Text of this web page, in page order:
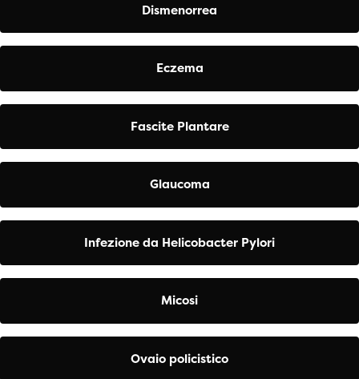
Dismenorrea
Eczema
Fascite Plantare
Glaucoma
Infezione da Helicobacter Pylori
Micosi
Ovaio policistico